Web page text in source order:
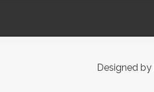
Designed by